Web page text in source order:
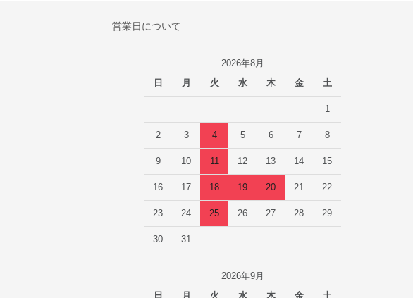
営業日について
2026年8月
日
月 火 水 木 金 土
1
2 3 4 5 6 7 8
9 10 11 12 13 14 15
16 17 18 19 20 21 22
23 24 25 26 27 28 29
30 31
2026年9月